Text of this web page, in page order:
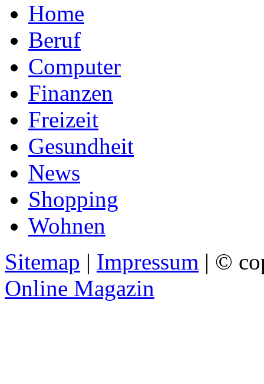
Home
Beruf
Computer
Finanzen
Freizeit
Gesundheit
News
Shopping
Wohnen
Sitemap | Impressum | ©
Online Magazin